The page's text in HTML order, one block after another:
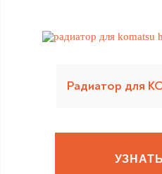
Радиатор для